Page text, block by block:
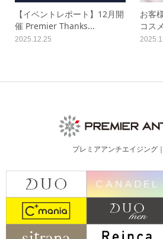
【イベントレポート】12月開
催 Premier Thanks...
2025.12.25
お客
コス
プレミアアンチエイジング